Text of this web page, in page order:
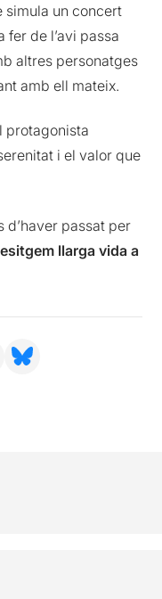
simula un concert
de l’avi passa
altres personatges
amb ell mateix.
protagonista
i el valor que
d’haver passat per
llarga vida a